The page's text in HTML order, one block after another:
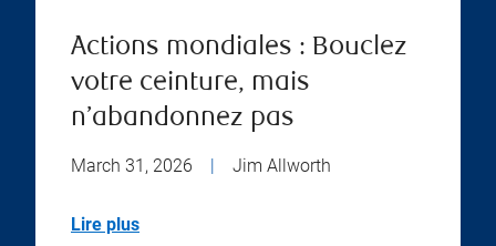
Actions mondiales : Bouclez
votre ceinture, mais
n’abandonnez pas
March 31, 2026 | Jim Allworth
Lire plus